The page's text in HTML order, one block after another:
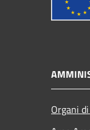
Organi